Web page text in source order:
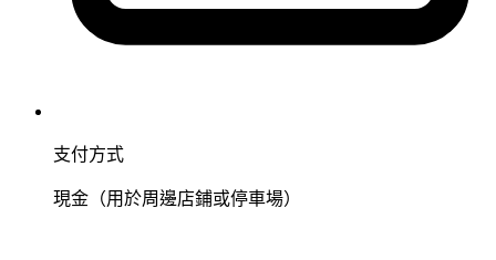
支付方式
現金（用於周邊店鋪或停車場）